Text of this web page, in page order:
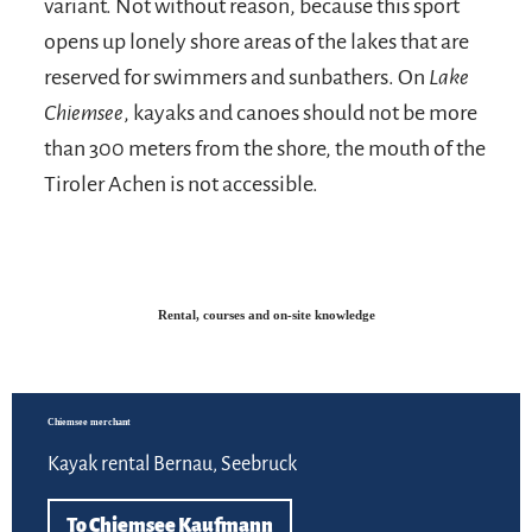
variant. Not without reason, because this sport
opens up lonely shore areas of the lakes that are
reserved for swimmers and sunbathers. On Lake
Chiemsee, kayaks and canoes should not be more
than 300 meters from the shore, the mouth of the
Tiroler Achen is not accessible.
Rental, courses and on-site knowledge
Chiemsee merchant
Kayak rental Bernau, Seebruck
To Chiemsee Kaufmann